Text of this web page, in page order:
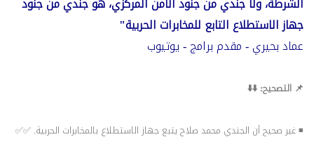
جهاز الاستطلاع التابع للمخابرات الحربية"
عماد بحيري - مقدم برامج - يوتيوب
📌 التصحيح: ⬇️⬇️
◾ غير صحيح أن الجندي محمد صلاح يتبع جهاز الاستطلاع بالمخابرات الحربية. ✅✅